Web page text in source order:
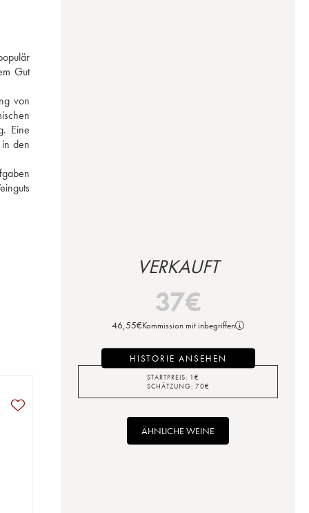
Gut
von
Eine
den
VERKAUFT
37€
46,55€Kommission mit inbegriffen
HISTORIE ANSEHEN
STARTPREIS: 1 €
SCHÄTZUNG: 70€
ÄHNLICHE WEINE